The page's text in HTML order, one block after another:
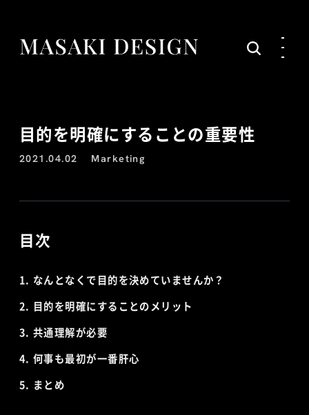
目的を明確にすることの重要性
2021.04.02 Marketing
目次
なんとなくで目的を決めていませんか？
目的を明確にすることのメリット
共通理解が必要
何事も最初が一番肝心
まとめ